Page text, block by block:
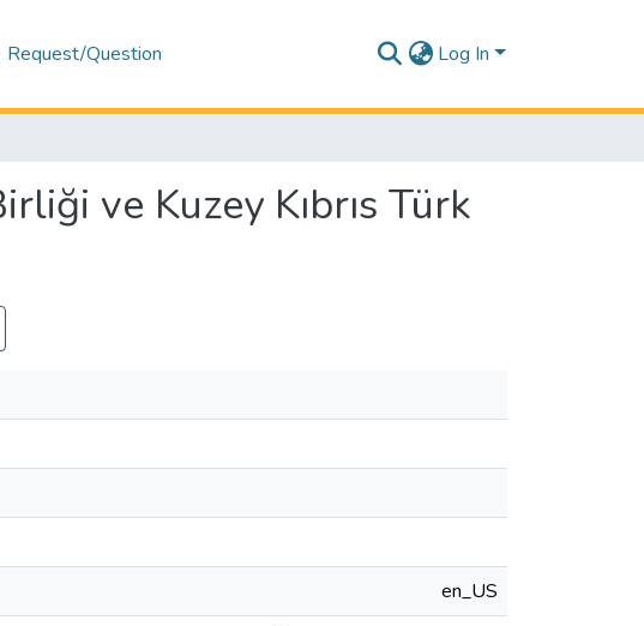
Request/Question Log In
ve Kuzey Kıbrıs Türk
en_US